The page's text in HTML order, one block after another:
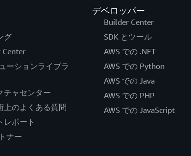
グ
Center
ーションライブラ
チャセンター
上のよくある質問
レポート
ナー
デベロッパー
Builder Center
SDK とツール
AWS での .NET
AWS での Python
AWS での Java
AWS での PHP
AWS での JavaScript